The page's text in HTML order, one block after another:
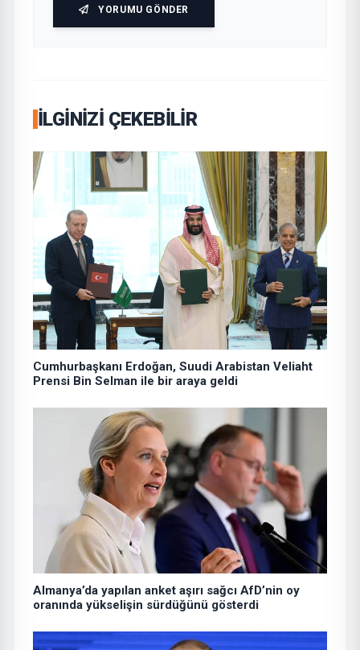
YORUMU GÖNDER
İLGINIZI ÇEKEBILIR
Cumhurbaşkanı Erdoğan, Suudi Arabistan Veliaht
Prensi Bin Selman ile bir araya geldi
Almanya’da yapılan anket aşırı sağcı AfD’nin oy
oranında yükselişin sürdüğünü gösterdi